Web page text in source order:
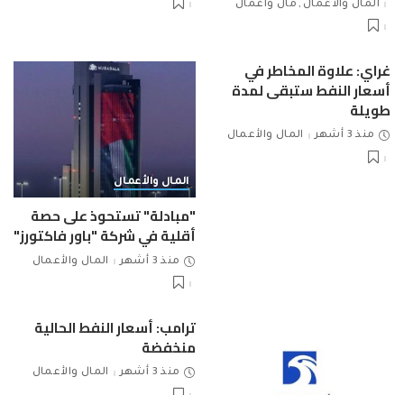
المال والأعمال
مال واعمال
غراي: علاوة المخاطر في
أسعار النفط ستبقى لمدة
طويلة
منذ 3 أشهر المال والأعمال
المال والأعمال
"مبادلة" تستحوذ على حصة
أقلية في شركة "باور فاكتورز"
منذ 3 أشهر المال والأعمال
ترامب: أسعار النفط الحالية
منخفضة
منذ 3 أشهر المال والأعمال